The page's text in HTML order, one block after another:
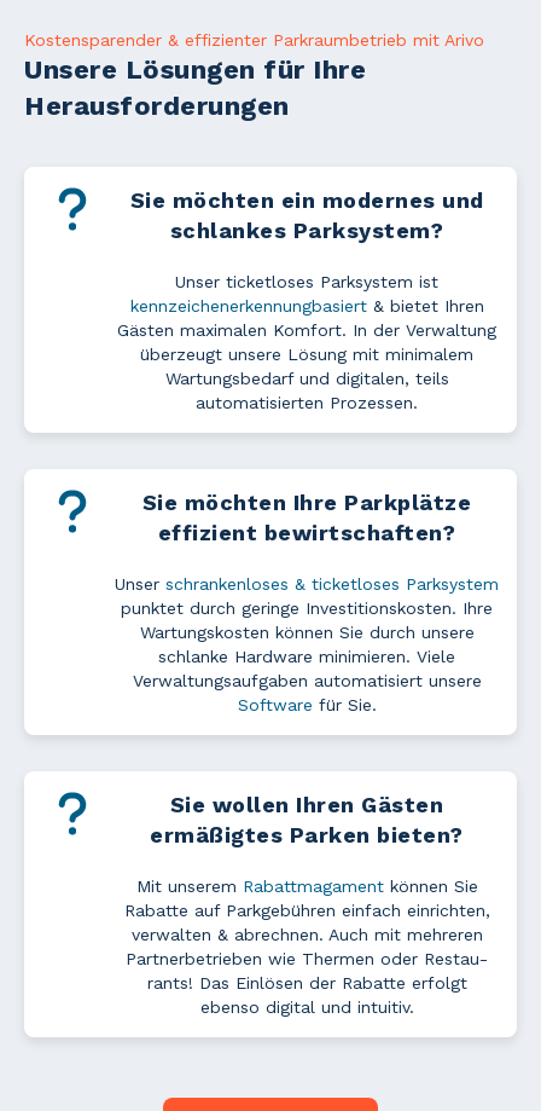
Kostensparender & effizienter Parkraumbetrieb mit Arivo
Unsere Lösungen für Ihre
Herausforderungen
Sie möchten ein modernes und
schlankes Parksystem?
Unser ticketloses Parksystem ist
kennzeichenerkennungbasiert& bietet Ihren
Gästen maximalen Komfort. In der Verwaltung
überzeugt unsere Lösung mit minimalem
Wartungsbedarf und digitalen, teils
automatisierten Prozessen.
Sie möchten Ihre Parkplätze
effizient bewirtschaften?
Unser schrankenloses & ticketloses Parksystem
punktet durch geringe Investitionskosten. Ihre
Wartungs­kosten können Sie durch unsere
schlanke Hardware minimieren. Viele
Verwaltungs­auf­gab­en automatisiert unsere
Software für Sie.
Sie wollen Ihren Gästen
ermäßigtes Parken bieten?
Mit unserem Rabattmagamentkönnen Sie
Rabatte auf Parkgebühren einfach einrichten,
verwalten & ab­rechn­en. Auch mit mehreren
Part­ner­be­trie­ben wie Thermen oder Re­stau­
rants! Das Einlösen der Rabatte erfolgt
ebenso digital und intuitiv.